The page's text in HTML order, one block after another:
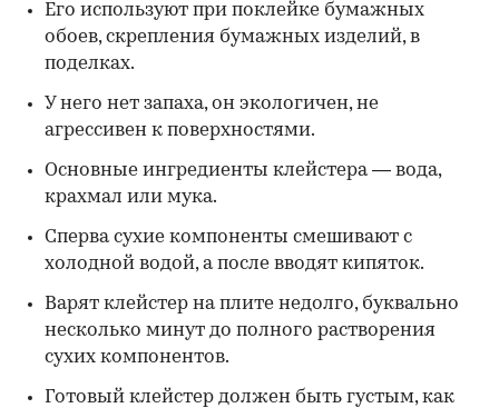
Его используют при поклейке бумажных
обоев, скрепления бумажных изделий, в
поделках.
У него нет запаха, он экологичен, не
агрессивен к поверхностями.
Основные ингредиенты клейстера — вода,
крахмал или мука.
Сперва сухие компоненты смешивают с
холодной водой, а после вводят кипяток.
Варят клейстер на плите недолго, буквально
несколько минут до полного растворения
сухих компонентов.
Готовый клейстер должен быть густым, как